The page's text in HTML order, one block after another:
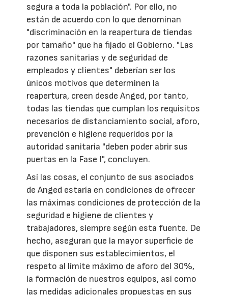
segura a toda la población". Por ello, no
están de acuerdo con lo que denominan
"discriminación en la reapertura de tiendas
por tamaño" que ha fijado el Gobierno. "Las
razones sanitarias y de seguridad de
empleados y clientes" deberían ser los
únicos motivos que determinen la
reapertura, creen desde Anged, por tanto,
todas las tiendas que cumplan los requisitos
necesarios de distanciamiento social, aforo,
prevención e higiene requeridos por la
autoridad sanitaria "deben poder abrir sus
puertas en la Fase I", concluyen.
Así las cosas, el conjunto de sus asociados
de Anged estaría en condiciones de ofrecer
las máximas condiciones de protección de la
seguridad e higiene de clientes y
trabajadores, siempre según esta fuente. De
hecho, aseguran que la mayor superficie de
que disponen sus establecimientos, el
respeto al límite máximo de aforo del 30%,
la formación de nuestros equipos, así como
las medidas adicionales propuestas en sus